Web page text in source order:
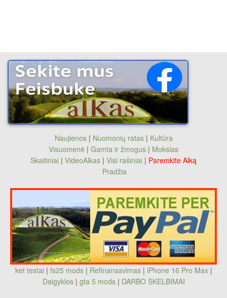
Naujienos| Nuomonių ratas| Kultūra
Visuomenė | Gamta ir žmogus | Mokslas
Skaitiniai | VideoAlkas | Visi rašiniai | Paremkite Alką
Pradžia
ket testai | fs25 mods| Refinansavimas| iPhone 16 Pro Max|
Daigyklos| gta 5 mods | DARBO SKELBIMAI